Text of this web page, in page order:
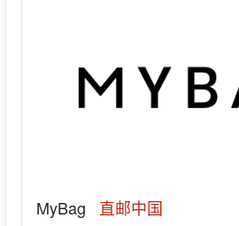
MyBag 直邮中国